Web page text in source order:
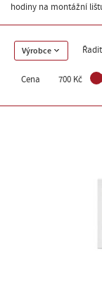
hodiny na montážní
Výrobce
Cena 700 Kč